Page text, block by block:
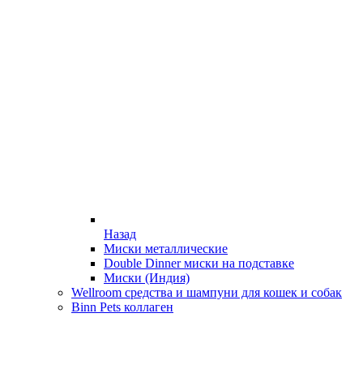
Назад
Миски металлические
Double Dinner миски на подставке
Миски (Индия)
Wellroom средства и шампуни для кошек и собак
Binn Pets коллаген